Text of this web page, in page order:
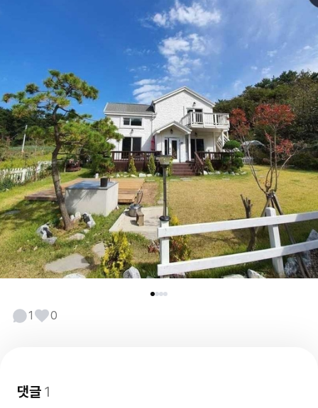
1 0
댓글1